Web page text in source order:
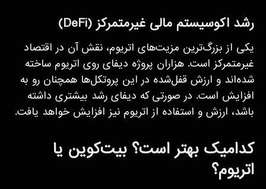
رشد اکوسیستم مالی غیرمتمرکز (DeFi)
یکی از بزرگ‌ترین مزیت‌های اتریوم، نقش آن در اقتصاد
غیرمتمرکز است. هزاران پروژه دیفای روی اتریوم ساخته
شده‌اند و ارزش قفل‌شده در این پروتکل‌ها همچنان رو به
افزایش است. در صورتی که دیفای رشد بیشتری داشته
باشد، ارزش و استفاده از اتریوم نیز افزایش خواهد یافت.
کدامیک بهتر است؟ بیت‌کوین یا
اتریوم؟